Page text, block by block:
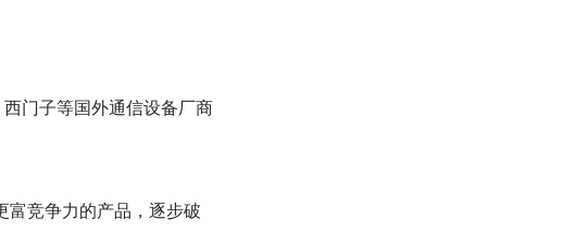
门子等国外通信设备厂商
富竞争力的产品，逐步破